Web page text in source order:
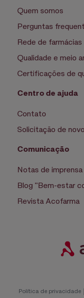
Quem somos
Perguntas
Rede de farmácias
Qualidade e meio
Certificações de
Centro de ajuda
Contato
Solicitação de
Comunicação
Notas de imprensa
Blog "Bem-estar
Revista Acofarma
Política de privacidade|